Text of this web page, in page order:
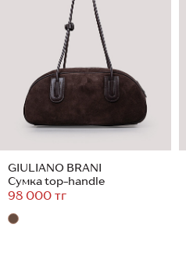
GIULIANO BRANI
Сумка top-handle
98 000 тг